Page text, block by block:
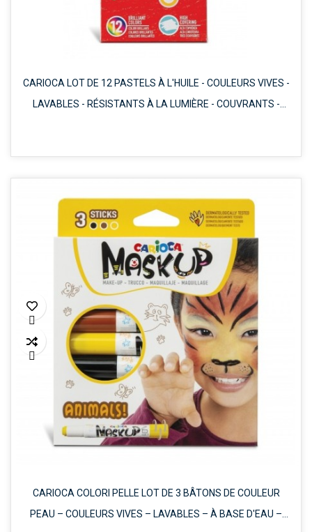
CARIOCA LOT DE 12 PASTELS À L'HUILE - COULEURS VIVES -
LAVABLES - RÉSISTANTS À LA LUMIÈRE - COUVRANTS -


CARIOCA COLORI PELLE LOT DE 3 BÂTONS DE COULEUR
PEAU – COULEURS VIVES – LAVABLES – À BASE D'EAU –